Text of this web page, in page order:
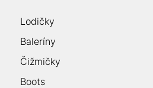
Lodičky
Baleríny
Čižmičky
Boots